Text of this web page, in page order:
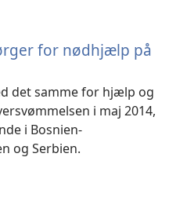
for nødhjælp på
det samme for hjælp og
i maj 2014,
i Bosnien-
og Serbien.